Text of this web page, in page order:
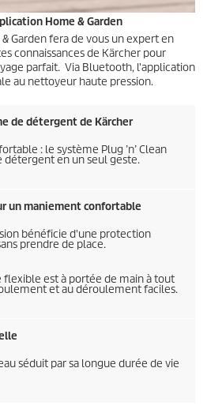
Home & Garden
Garden fera de vous un expert en
connaissances de Kärcher pour
parfait. Via Bluetooth, l'application
au nettoyeur haute pression.
de détergent de Kärcher
: le système Plug ’n’ Clean
détergent en un seul geste.
un maniement confortable
bénéficie d'une protection
prendre de place.
flexible est à portée de main à tout
et au déroulement faciles.
séduit par sa longue durée de vie